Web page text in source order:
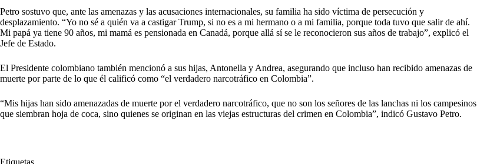
Petro sostuvo que, ante las amenazas y las acusaciones internacionales, su familia ha sido víctima de persecución y
desplazamiento. “Yo no sé a quién va a castigar Trump, si no es a mi hermano o a mi familia, porque toda tuvo que salir de ahí.
Mi papá ya tiene 90 años, mi mamá es pensionada en Canadá, porque allá sí se le reconocieron sus años de trabajo”, explicó el
Jefe de Estado.
El Presidente colombiano también mencionó a sus hijas, Antonella y Andrea, asegurando que incluso han recibido amenazas de
muerte por parte de lo que él calificó como “el verdadero narcotráfico en Colombia”.
“Mis hijas han sido amenazadas de muerte por el verdadero narcotráfico, que no son los señores de las lanchas ni los campesinos
que siembran hoja de coca, sino quienes se originan en las viejas estructuras del crimen en Colombia”, indicó Gustavo Petro.
Etiquetas